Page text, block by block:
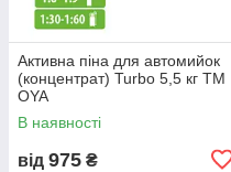
Активна піна для автомийок
(концентрат) Turbo 5,5 кг ТМ
OYA
В наявності
від 975 ₴